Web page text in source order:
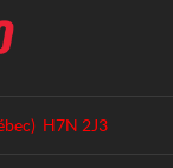
H7N 2J3